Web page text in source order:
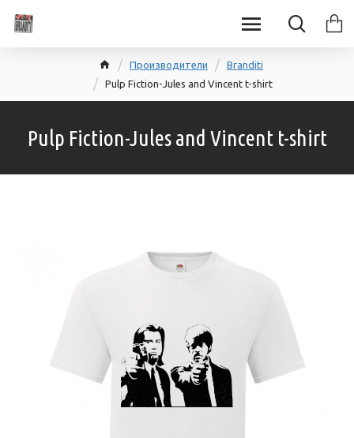
Производители
Branditi
Pulp Fiction-Jules and Vincent t-shirt
Pulp Fiction-Jules and Vincent t-shirt